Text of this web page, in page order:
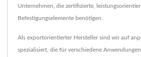
Unternehmen, die zertifizierte,
Befestigungselemente benötigen.
Als exportorientierter Hersteller sind wir auf
spezialisiert, die für verschiedene